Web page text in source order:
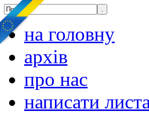
на головну
архів
про нас
написати